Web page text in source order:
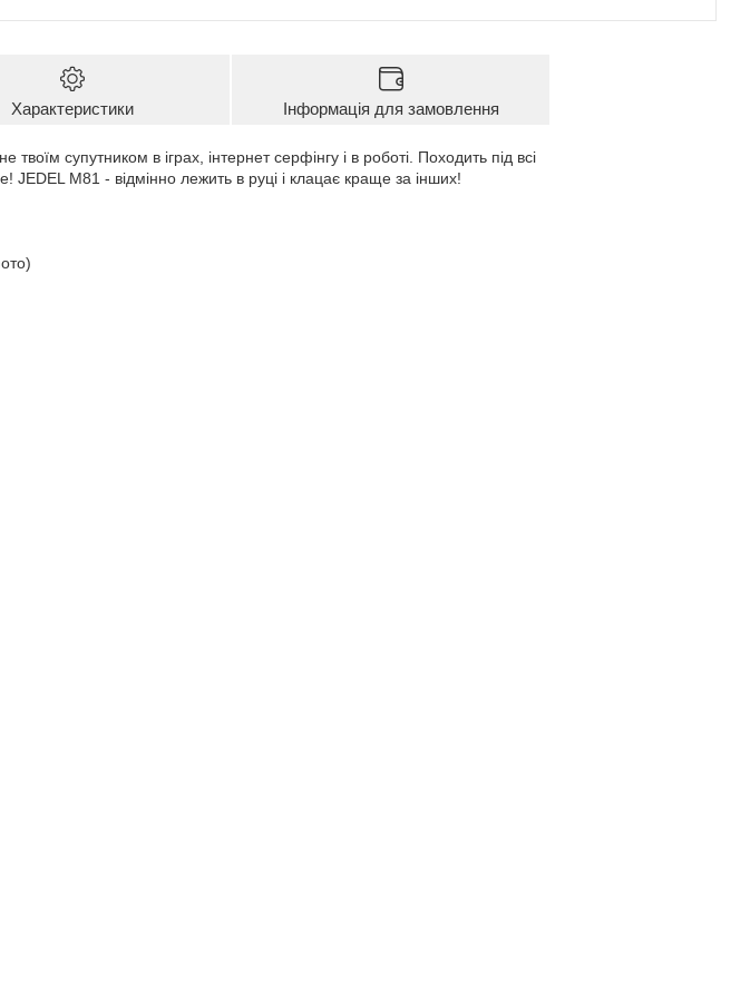
Характеристики Інформація для замовлення
супутником в іграх, інтернет серфінгу і в роботі. Походить під всі
M81 - відмінно лежить в руці і клацає краще за інших!